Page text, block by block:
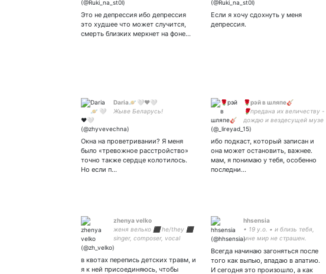
Это не депрессия ибо депрессия
это худшее что может случится,
смерть близких меркнет на фоне…
Если я хочу сдохнуть у меня
депрессия.
Daria🪐 🤍♥️🤍
Жыве Беларусь!
Окна на проветривании? Я меня
было «тревожное расстройство»
точно также сердце колотилось.
Но если п…
🌹рэй в шляпе🎸
🌹предана их величеству -
дождю и вездесущей музе
🎸убегаю от реальности в
фантазии и сюда🎸рэй
сохен позаботится о тебе
💓🌹
ибо подкаст, который записан и
она может остановить, важнее.
мам, я понимаю у тебя, особенно
последни…
zhenya velko
женя велько ⬛ he/they ⬛
singer, composer, vocal
coach • journalist • queer
cocaine
в квотах перепись детских травм, и
я к ней присоединяюсь, чтобы
hhsensia
• 19 y.o. • и близь тебя,
мне мир не страшен.
Всегда начинаю загоняться после
того как выпью, впадаю в апатию.
И сегодня это произошло, а как